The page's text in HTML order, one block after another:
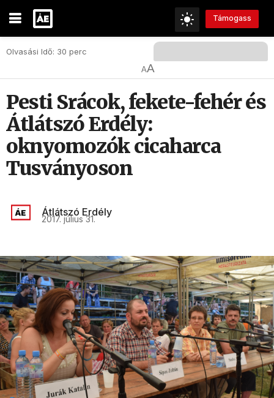
Támogass
Olvasási Idő: 30 perc
AA
Pesti Srácok, fekete-fehér és
Átlátszó Erdély:
oknyomozók cicaharca
Tusványoson
Átlátszó Erdély
2017. július 31.